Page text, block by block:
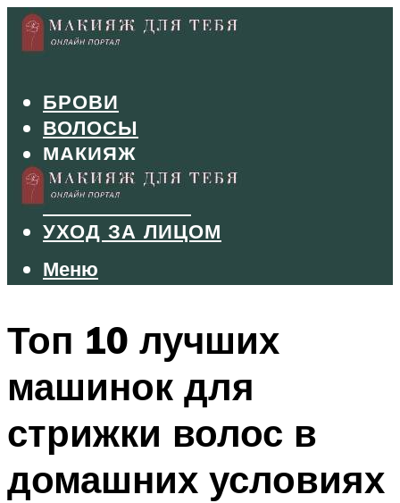
БРОВИ
ВОЛОСЫ
МАКИЯЖ
МАНИКЮР
ТУШЬ И ТЕНИ
УХОД ЗА ЛИЦОМ
Меню
Меню
Топ 10 лучших
машинок для
стрижки волос в
домашних условиях